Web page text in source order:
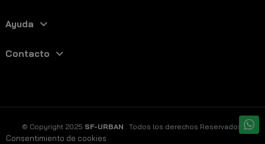
Ayuda
Contacto
© Copyright 2025 SF-URBAN . Todos los derechos Reservados.
Consentimiento de cookies